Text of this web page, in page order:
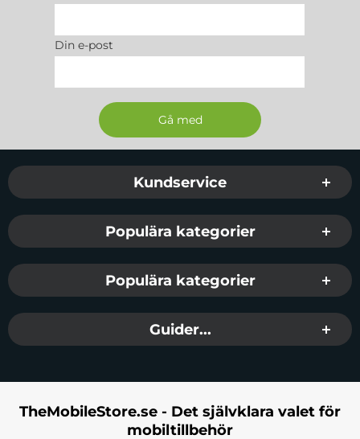
Din e-post
Sidfot Blandad info och länkar
Kundservice
Populära kategorier
Populära kategorier
Guider...
TheMobileStore.se - Det självklara valet för
mobiltillbehör